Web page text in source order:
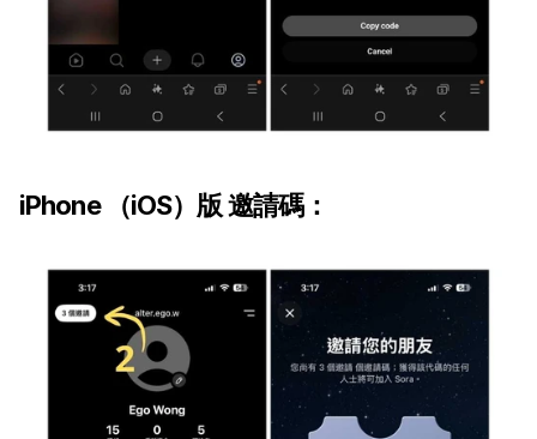
iPhone （iOS）版 邀請碼：